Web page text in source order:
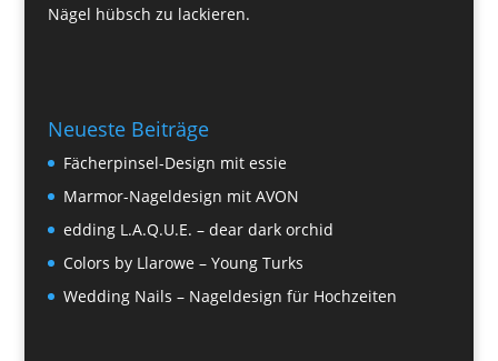
Nägel hübsch zu lackieren.
Neueste Beiträge
Fächerpinsel-Design mit essie
Marmor-Nageldesign mit AVON
edding L.A.Q.U.E. – dear dark orchid
Colors by Llarowe – Young Turks
Wedding Nails – Nageldesign für Hochzeiten